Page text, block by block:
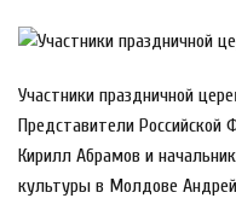
Участники праздничной
Представители
Кирилл Абрамов и
культуры в Молдове